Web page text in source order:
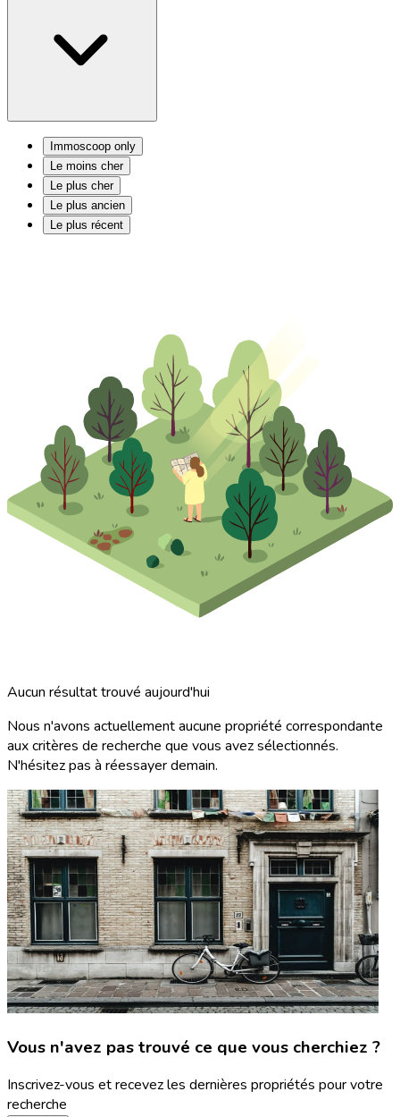
Immoscoop only
Le moins cher
Le plus cher
Le plus ancien
Le plus récent
Aucun résultat trouvé aujourd'hui
Nous n'avons actuellement aucune propriété correspondante
aux critères de recherche que vous avez sélectionnés.
N'hésitez pas à réessayer demain.
Vous n'avez pas trouvé ce que vous cherchiez ?
Inscrivez-vous et recevez les dernières propriétés pour votre
recherche